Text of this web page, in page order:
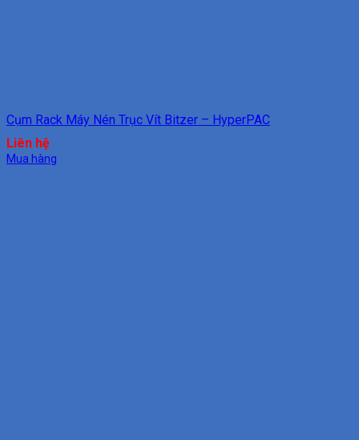
Cụm Rack Máy Nén Trục Vít Bitzer – HyperPAC
Liên hệ
Mua hàng